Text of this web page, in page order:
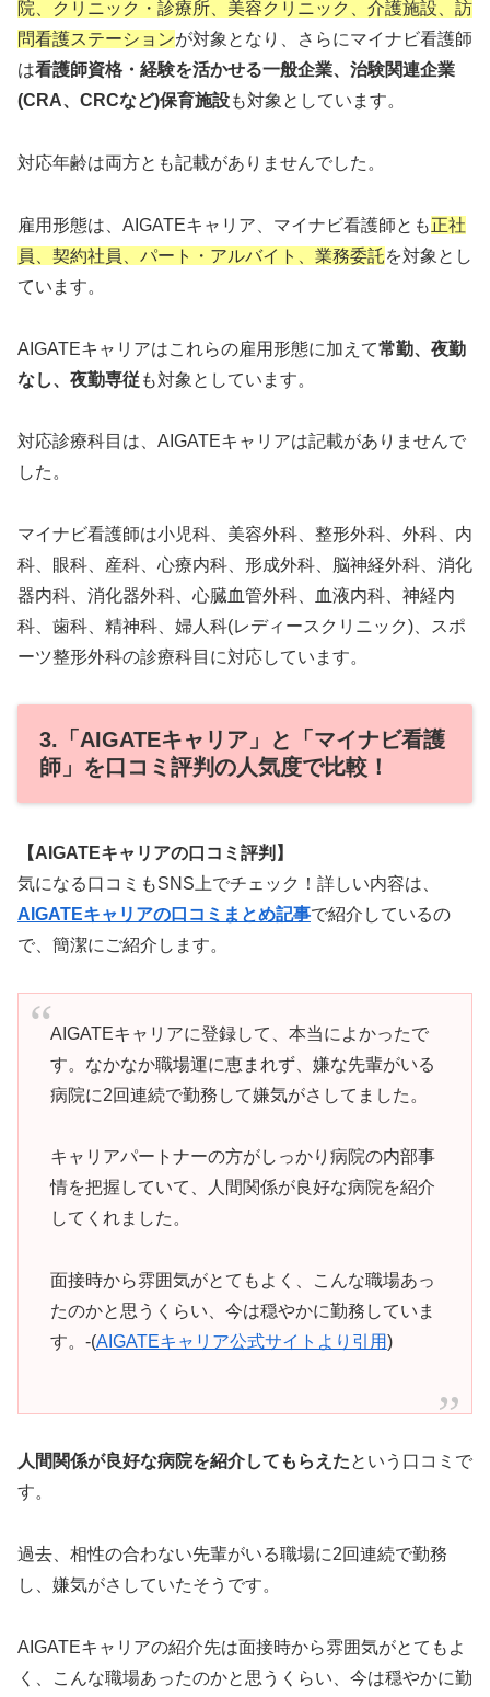
院、クリニック・診療所、美容クリニック、介護施設、訪
問看護ステーションが対象となり、さらにマイナビ看護師
は看護師資格・経験を活かせる一般企業、治験関連企業
(CRA、CRCなど)保育施設も対象としています。
対応年齢は両方とも記載がありませんでした。
雇用形態は、AIGATEキャリア、マイナビ看護師とも正社
員、契約社員、パート・アルバイト、業務委託を対象とし
ています。
AIGATEキャリアはこれらの雇用形態に加えて常勤、夜勤
なし、夜勤専従 も対象としています。
対応診療科目は、AIGATEキャリアは記載がありませんで
した。
マイナビ看護師は小児科、美容外科、整形外科、外科、内
科、眼科、産科、心療内科、形成外科、脳神経外科、消化
器内科、消化器外科、心臓血管外科、血液内科、神経内
科、歯科、精神科、婦人科(レディースクリニック)、スポ
ーツ整形外科の診療科目に対応しています。
3.「AIGATEキャリア」と「マイナビ看護
師」を口コミ評判の人気度で比較！
【AIGATEキャリアの口コミ評判】
気になる口コミもSNS上でチェック！詳しい内容は、
AIGATEキャリアの口コミまとめ記事で紹介しているの
で、簡潔にご紹介します。
AIGATEキャリアに登録して、本当によかったで
す。なかなか職場運に恵まれず、嫌な先輩がいる
病院に2回連続で勤務して嫌気がさしてました。
キャリアパートナーの方がしっかり病院の内部事
情を把握していて、人間関係が良好な病院を紹介
してくれました。
面接時から雰囲気がとてもよく、こんな職場あっ
たのかと思うくらい、今は穏やかに勤務していま
す。-(AIGATEキャリア公式サイトより引用)
人間関係が良好な病院を紹介してもらえたという口コミで
す。
過去、相性の合わない先輩がいる職場に2回連続で勤務
し、嫌気がさしていたそうです。
AIGATEキャリアの紹介先は面接時から雰囲気がとてもよ
く、こんな職場あったのかと思うくらい、今は穏やかに勤